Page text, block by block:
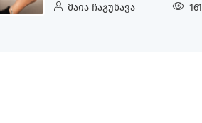
მაია ჩაგუნავა